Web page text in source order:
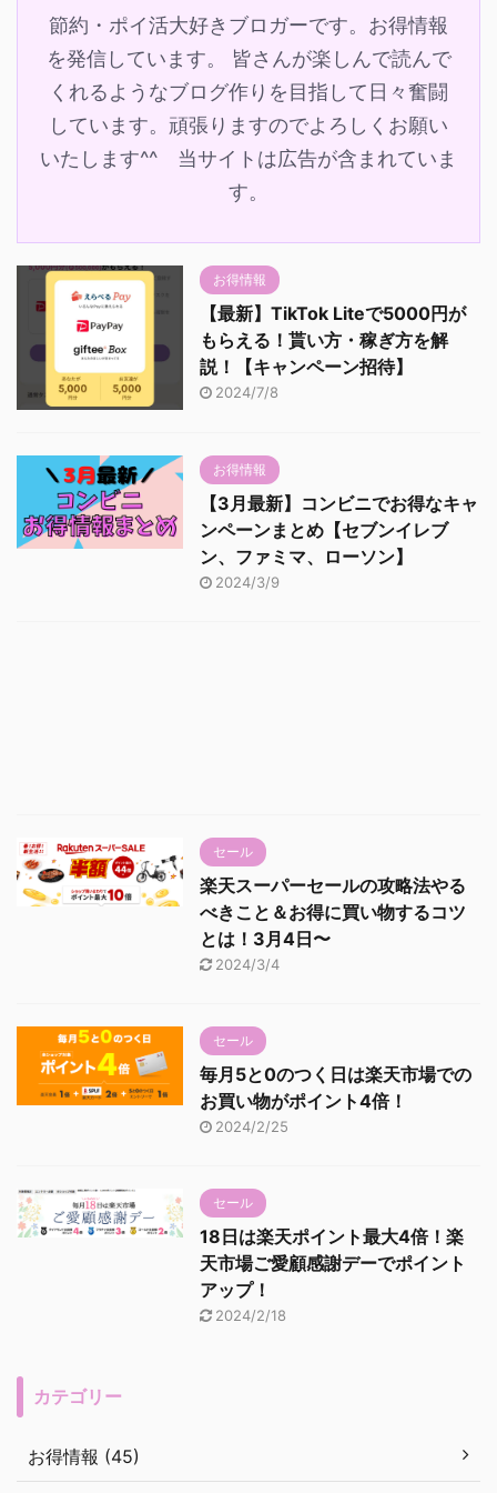
節約・ポイ活大好きブロガーです。お得情報
を発信しています。 皆さんが楽しんで読んで
くれるようなブログ作りを目指して日々奮闘
しています。頑張りますのでよろしくお願い
いたします^^ 当サイトは広告が含まれていま
す。
お得情報
【最新】TikTok Liteで5000円が
もらえる！貰い方・稼ぎ方を解
説！【キャンペーン招待】
2024/7/8
お得情報
【3月最新】コンビニでお得なキャ
ンペーンまとめ【セブンイレブ
ン、ファミマ、ローソン】
2024/3/9
セール
楽天スーパーセールの攻略法やる
べきこと＆お得に買い物するコツ
とは！3月4日〜
2024/3/4
セール
毎月5と0のつく日は楽天市場での
お買い物がポイント4倍！
2024/2/25
セール
18日は楽天ポイント最大4倍！楽
天市場ご愛顧感謝デーでポイント
アップ！
2024/2/18
カテゴリー
お得情報 (45)